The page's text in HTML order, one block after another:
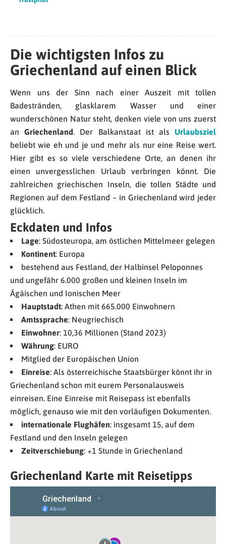
Die wichtigsten Infos zu
Griechenland auf einen Blick
Wenn uns der Sinn nach einer Auszeit mit tollen
Badestränden, glasklarem Wasser und einer
wunderschönen Natur steht, denken viele von uns zuerst
anGriechenland. Der Balkanstaat ist als Urlaubsziel
beliebt wie eh und je und mehr als nur eine Reise wert.
Hier gibt es so viele verschiedene Orte, an denen ihr
einen unvergesslichen Urlaub verbringen könnt. Die
zahlreichen griechischen Inseln, die tollen Städte und
Regionen auf dem Festland – in Griechenland wird jeder
glücklich.
Eckdaten und Infos
Lage: Südosteuropa, am östlichen Mittelmeer gelegen
Kontinent: Europa
bestehend aus Festland, der Halbinsel Peloponnes
und ungefähr 6.000 großen und kleinen Inseln im
Ägäischen und Ionischen Meer
Hauptstadt: Athen mit 665.000 Einwohnern
Amtssprache: Neugriechisch
Einwohner: 10,36 Millionen (Stand 2023)
Währung: EURO
Mitglied der Europäischen Union
Einreise: Als österreichische Staatsbürger könnt ihr in
Griechenland schon mit eurem Personalausweis
einreisen. Eine Einreise mit Reisepass ist ebenfalls
möglich, genauso wie mit den vorläufigen Dokumenten.
internationale Flughäfen: insgesamt 15, auf dem
Festland und den Inseln gelegen
Zeitverschiebung: +1 Stunde in Griechenland
Griechenland Karte mit Reisetipps